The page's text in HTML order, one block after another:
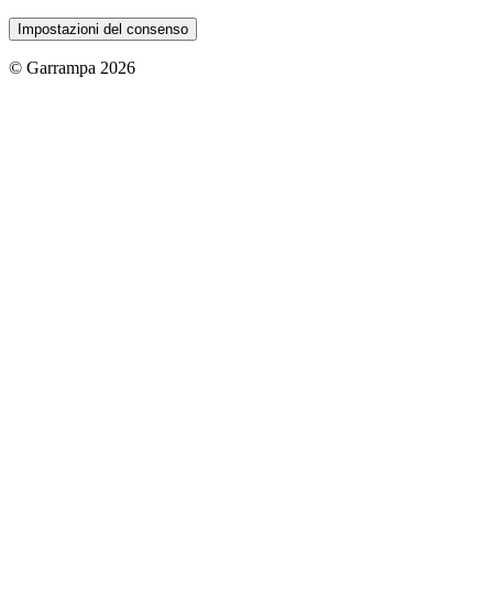
Impostazioni del consenso
© Garrampa 2026